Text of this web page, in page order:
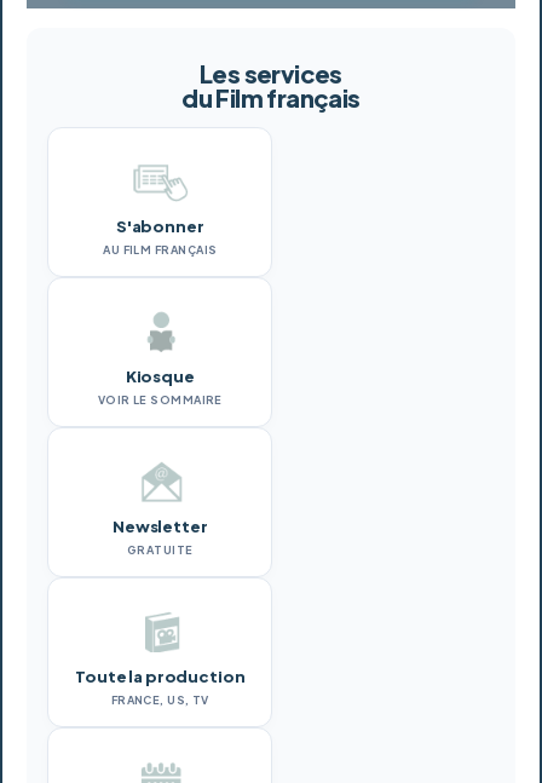
Les services
du Film français
S'abonner
AU FILM FRANÇAIS
Kiosque
VOIR LE SOMMAIRE
Newsletter
GRATUITE
Toute la production
FRANCE, US, TV